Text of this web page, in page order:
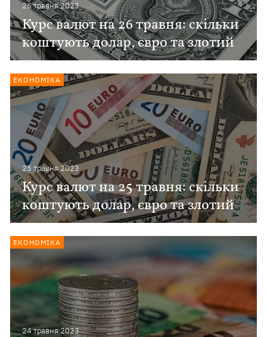
26 травня 2023
Курс валют на 26 травня: скільки
коштують долар, євро та злотий
25 травня 2023
Курс валют на 25 травня: скільки
коштують долар, євро та злотий
ЕКОНОМІКА
24 травня 2023
ЕКОНОМІКА